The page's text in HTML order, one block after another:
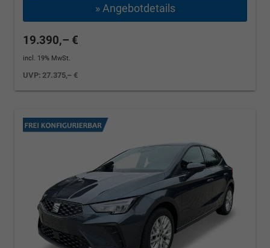
» Angebotdetails
19.390,– €
incl. 19% MwSt.
UVP:27.375,– €